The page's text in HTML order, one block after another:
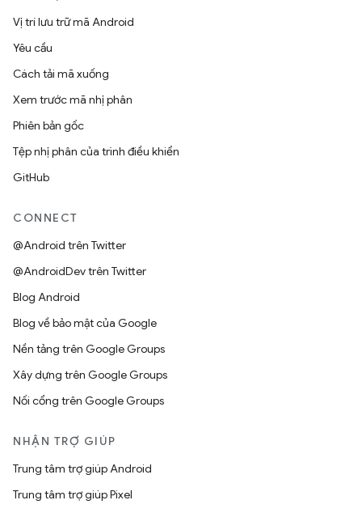
Vị trí lưu trữ mã Android
Yêu cầu
Cách tải mã xuống
Xem trước mã nhị phân
Phiên bản gốc
Tệp nhị phân của trình điều khiển
GitHub
CONNECT
@Android trên Twitter
@AndroidDev trên Twitter
Blog Android
Blog về bảo mật của Google
Nền tảng trên Google Groups
Xây dựng trên Google Groups
Nối cổng trên Google Groups
NHẬN TRỢ GIÚP
Trung tâm trợ giúp Android
Trung tâm trợ giúp Pixel